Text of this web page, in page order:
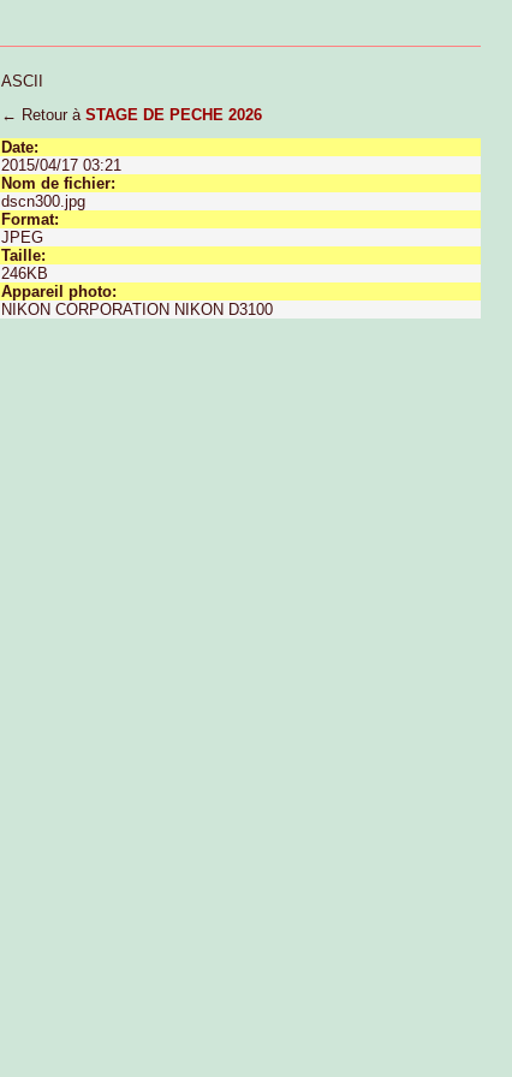
ASCII
← Retour àSTAGE DE PECHE 2026
Date:
2015/04/17 03:21
Nom de fichier:
dscn300.jpg
Format:
JPEG
Taille:
246KB
Appareil photo:
NIKON CORPORATION NIKON D3100